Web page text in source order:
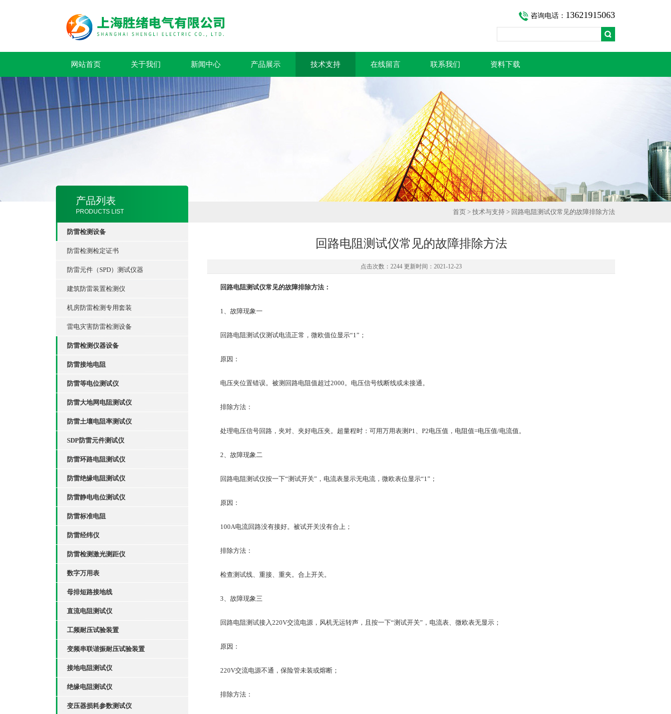
咨询电话： 13621915063
网站首页 关于我们 新闻中心 产品展示 技术支持 在线留言 联系我们 资料下载
产品列表
PRODUCTS LIST
防雷检测设备
防雷检测检定证书
防雷元件（SPD）测试仪器
建筑防雷装置检测仪
机房防雷检测专用套装
雷电灾害防雷检测设备
防雷检测仪器设备
防雷接地电阻
防雷等电位测试仪
防雷大地网电阻测试仪
防雷土壤电阻率测试仪
SDP防雷元件测试仪
防雷环路电阻测试仪
防雷绝缘电阻测试仪
防雷静电电位测试仪
防雷标准电阻
防雷经纬仪
防雷检测激光测距仪
数字万用表
母排短路接地线
直流电阻测试仪
工频耐压试验装置
变频串联谐振耐压试验装置
接地电阻测试仪
绝缘电阻测试仪
变压器损耗参数测试仪
首页 > 技术与支持 > 回路电阻测试仪常见的故障排除方法
回路电阻测试仪常见的故障排除方法
点击次数：2244 更新时间：2021-12-23
回路电阻测试仪常见的故障排除方法：
1、故障现象一
回路电阻测试仪测试电流正常，微欧值位显示“1”；
原因：
电压夹位置错误。被测回路电阻值超过2000。电压信号线断线或未接通。
排除方法：
处理电压信号回路，夹对、夹好电压夹。超量程时：可用万用表测P1、P2电压值，电阻值=电压值/电流值。
2、故障现象二
回路电阻测试仪按一下“测试开关”，电流表显示无电流，微欧表位显示“1”；
原因：
100A电流回路没有接好。被试开关没有合上；
排除方法：
检查测试线、重接、重夹。合上开关。
3、故障现象三
回路电阻测试接入220V交流电源，风机无运转声，且按一下“测试开关”，电流表、微欧表无显示；
原因：
220V交流电源不通，保险管未装或熔断；
排除方法：